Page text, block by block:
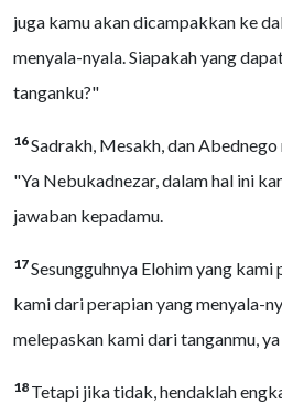
juga kamu akan dicampakkan ke
menyala-nyala. Siapakah yang
tanganku?"
16Sadrakh, Mesakh, dan
"Ya Nebukadnezar, dalam hal ini
jawaban kepadamu.
17Sesungguhnya Elohim yang kami
kami dari perapian yang menyala-
melepaskan kami dari tanganmu,
18 Tetapi jika tidak, hendaklah